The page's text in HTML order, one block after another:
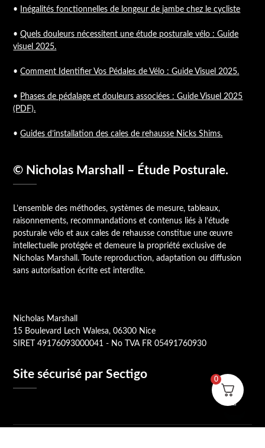
• Inégalités fonctionnelles de longeur de jambe chez le cycliste
•Quels douleurs nécessitent une étude posturale vélo : Guide
visuel 2025.
•Comment Identifier Vos Pédales de Vélo : Guide Visuel 2025.
• Phases de pédalage et douleurs associées : Guide Visuel 2025
(PDF).
•Guides d’installation des cales de rehausse Nicks Shims.
© Nicholas Marshall – Étude Posturale.
L’ensemble des méthodes, systèmes de mesure, tableaux,
raisonnements, recommandations et contenus liés à l’étude
posturale vélo et aux cales de rehausse constitue une œuvre
intellectuelle protégée et demeure la propriété exclusive de
Nicholas Marshall. Toute reproduction, adaptation ou diffusion
sans autorisation écrite est interdite.
Nicholas Marshall
15 Boulevard Lech Walesa, 06300 Nice
SIRET 49176093000041 - No TVA FR 05491760930
Site sécurisé par Sectigo 0